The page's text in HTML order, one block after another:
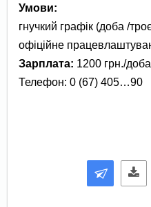
Умови:
гнучкий графік (доба /
офіційне
Зарплата: 1200 грн./доба
Телефон: 0 (67) 405…90